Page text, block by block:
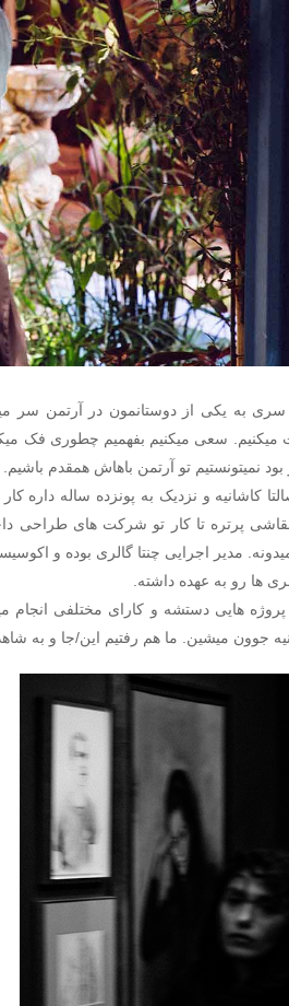
به یکی از دوستانمون در آرتمن سر
نمیتونستیم تو آرتمن باهاش همقدم باشیم.
کاشانیه و نزدیک به پونزده ساله
پرتره تا کار تو شرکت های طراحی
مدیر اجرایی چنتا گالری بوده و
ها رو به عهده داشته.
پروژه هایی دستشه و کارای مختلفی